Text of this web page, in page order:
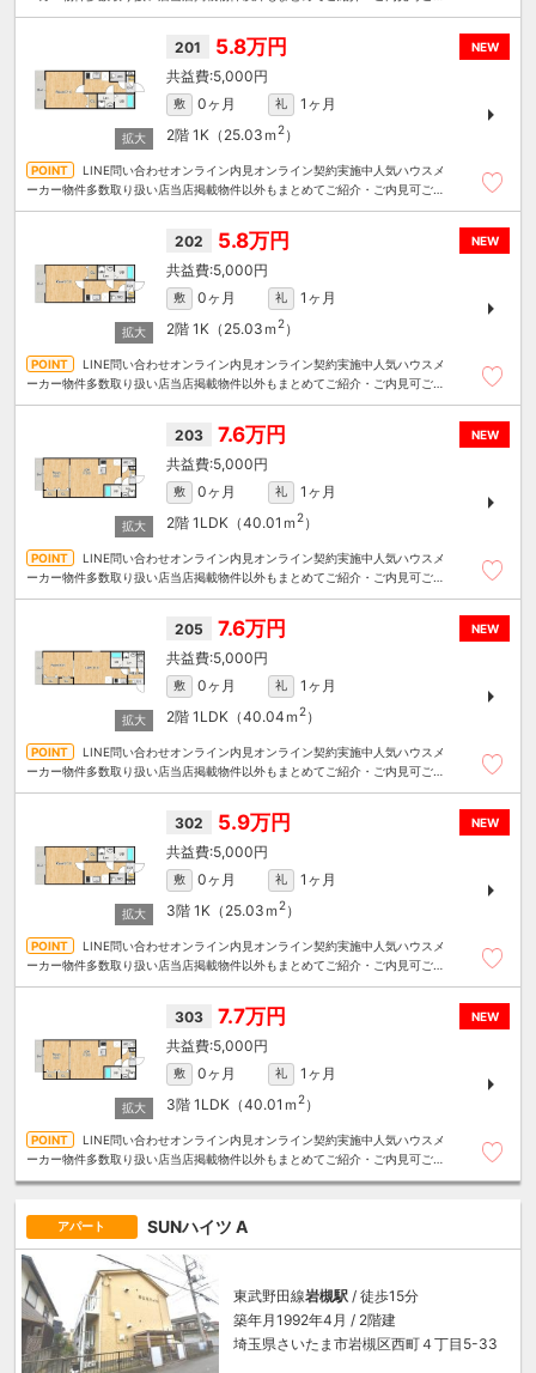
NEW
201 5.8万円
5,000円
敷 0ヶ月 礼
1ヶ月
2階 1K（25.03ｍ 2）
LINE問い合わせオンライン内見オンライン契約実施中人気ハウスメ
ーカー物件多数取り扱い店当店掲載物件以外もまとめてご紹介・ご内見可ご予
NEW
202 5.8万円
5,000円
敷 0ヶ月 礼
1ヶ月
2階 1K（25.03ｍ 2）
LINE問い合わせオンライン内見オンライン契約実施中人気ハウスメ
ーカー物件多数取り扱い店当店掲載物件以外もまとめてご紹介・ご内見可ご予
NEW
203 7.6万円
5,000円
敷 0ヶ月 礼
1ヶ月
2階 1LDK（40.01ｍ 2）
LINE問い合わせオンライン内見オンライン契約実施中人気ハウスメ
ーカー物件多数取り扱い店当店掲載物件以外もまとめてご紹介・ご内見可ご予
NEW
205 7.6万円
5,000円
敷 0ヶ月 礼
1ヶ月
2階 1LDK（40.04ｍ 2）
LINE問い合わせオンライン内見オンライン契約実施中人気ハウスメ
ーカー物件多数取り扱い店当店掲載物件以外もまとめてご紹介・ご内見可ご予
NEW
302 5.9万円
5,000円
敷 0ヶ月 礼
1ヶ月
3階 1K（25.03ｍ 2）
LINE問い合わせオンライン内見オンライン契約実施中人気ハウスメ
ーカー物件多数取り扱い店当店掲載物件以外もまとめてご紹介・ご内見可ご予
NEW
303 7.7万円
5,000円
敷 0ヶ月 礼
1ヶ月
3階 1LDK（40.01ｍ 2）
LINE問い合わせオンライン内見オンライン契約実施中人気ハウスメ
ーカー物件多数取り扱い店当店掲載物件以外もまとめてご紹介・ご内見可ご予
アパート SUNハイツ A
東武野田線岩槻駅 / 徒歩15分
築年月1992年4月 / 2階建
埼玉県さいたま市岩槻区西町４丁目5-33